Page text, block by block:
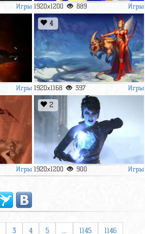
Игры 1920x1200 889 Игры
Игры
4
1920x1168 397 Игры
Игры
2
1920x1200 900 Игры
3 4 5 ... 1145 1146